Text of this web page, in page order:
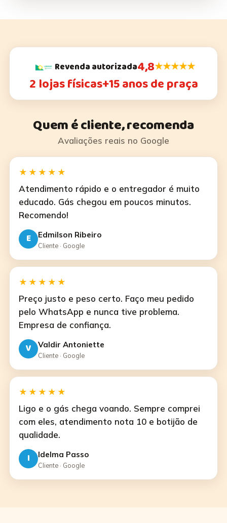
Revenda autorizada4,8★★★★★
2 lojas físicas+15 anos de praça
Quem é cliente, recomenda
Avaliações reais no Google
★★★★★
Atendimento rápido e o entregador é muito
educado. Gás chegou em poucos minutos.
Recomendo!
E Edmilson Ribeiro
Cliente · Google
★★★★★
Preço justo e peso certo. Faço meu pedido
pelo WhatsApp e nunca tive problema.
Empresa de confiança.
V Valdir Antoniette
Cliente · Google
★★★★★
Ligo e o gás chega voando. Sempre comprei
com eles, atendimento nota 10 e botijão de
qualidade.
I Idelma Passo
Cliente · Google